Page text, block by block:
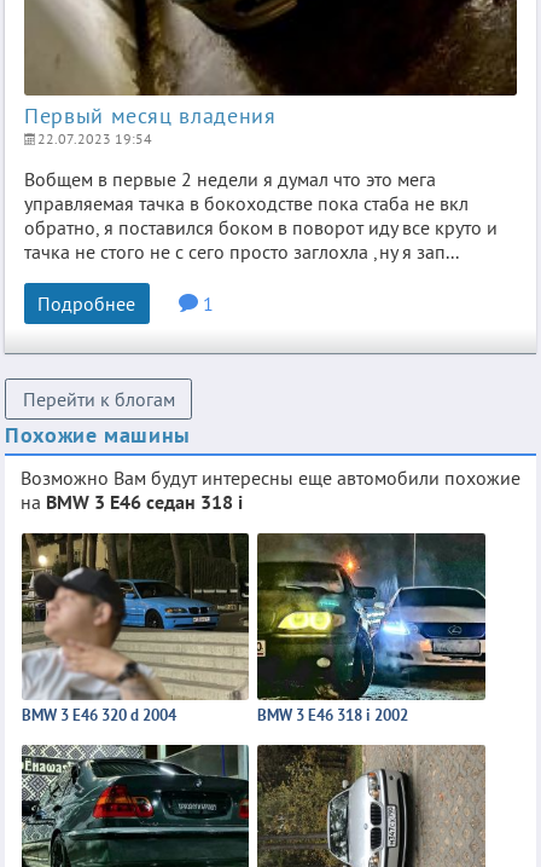
Первый месяц владения
22.07.2023 19:54
Вобщем в первые 2 недели я думал что это мега
управляемая тачка в бокоходстве пока стаба не вкл
обратно, я поставился боком в поворот иду все круто и
тачка не стого не с сего просто заглохла ,ну я зап...
Подробнее 1
Перейти к блогам
Похожие машины
Возможно Вам будут интересны еще автомобили похожие
на BMW 3 E46 седан 318 i
BMW 3 E46 320 d 2004 BMW 3 E46 318 i 2002